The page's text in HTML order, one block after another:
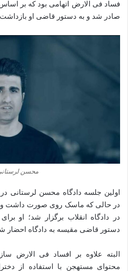
فساد فی الارض اتهامی بود که بر
صادر شد و به دستور قاضی او
محسن
در حالی که ماسک روی صورت داشت و
در دادگاه انقلاب برگزار شد؛ او
دستور قاضی مقیسه به دادگاه احضار
البته علاوه بر افساد فی الارض
محتوای مستهجن با استفاده از